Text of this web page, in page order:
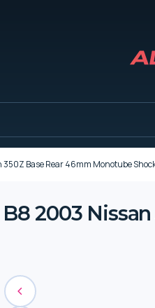
Base Rear 46mm Monotube
B8 2003